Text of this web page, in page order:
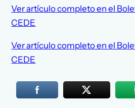
Ver artículo completo en el
CEDE
Ver artículo completo en el
CEDE